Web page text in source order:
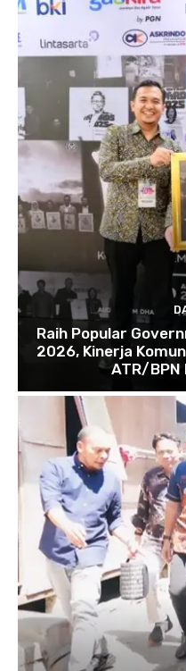
Raih Popular
2026, Kinerja
ATR/BPN